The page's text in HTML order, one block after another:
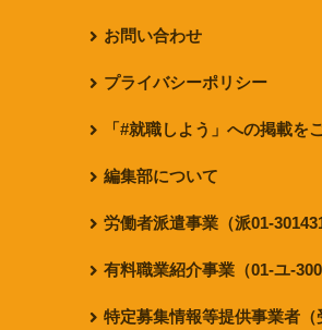
お問い合わせ
プライバシーポリシー
「#就職しよう」への掲載を
編集部について
労働者派遣事業（派01-301431
有料職業紹介事業（01-ユ-
特定募集情報等提供事業者（